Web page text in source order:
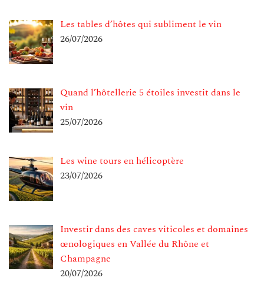
Les tables d’hôtes qui subliment le vin
26/07/2026
Quand l’hôtellerie 5 étoiles investit dans le
vin
25/07/2026
Les wine tours en hélicoptère
23/07/2026
Investir dans des caves viticoles et domaines
œnologiques en Vallée du Rhône et
Champagne
20/07/2026